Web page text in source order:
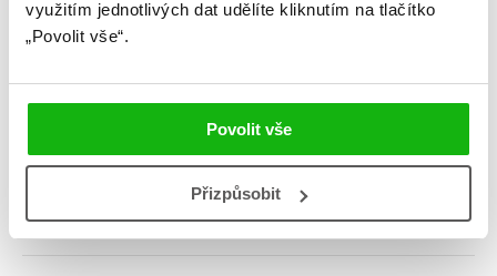
využitím jednotlivých dat udělíte kliknutím na tlačítko
„Povolit vše“.
Povolit vše
Přizpůsobit
Kategorie: young adult
Žánr: Komiks
Enola Holmesová – Mycroftova
nebezpečná hra
#grafickyvytuněné
#mickeygeorge